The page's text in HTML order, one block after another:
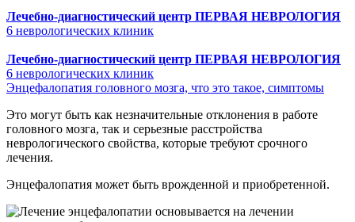
Лечебно-диагностический центр ПЕРВАЯ НЕВРОЛОГИЯ
6 неврологических клиник
Лечебно-диагностический центр ПЕРВАЯ НЕВРОЛОГИЯ
6 неврологических клиник
Энцефалопатия головного мозга, что это такое, симптомы
Это могут быть как незначительные отклонения в работе
головного мозга, так и серьезные расстройства
неврологического свойства, которые требуют срочного
лечения.
Энцефалопатия может быть врожденной и приобретенной.